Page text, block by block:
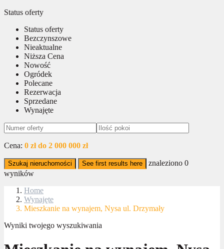
Status oferty
Status oferty
Bezczynszowe
Nieaktualne
Niższa Cena
Nowość
Ogródek
Polecane
Rezerwacja
Sprzedane
Wynajęte
Cena: 0 zł do 2 000 000 zł
Szukaj nieruchomości See first results here znaleziono 0
wyników
Home
Wynajęte
Mieszkanie na wynajem, Nysa ul. Drzymały
Wyniki twojego wyszukiwania